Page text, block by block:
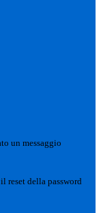
un messaggio
reset della password